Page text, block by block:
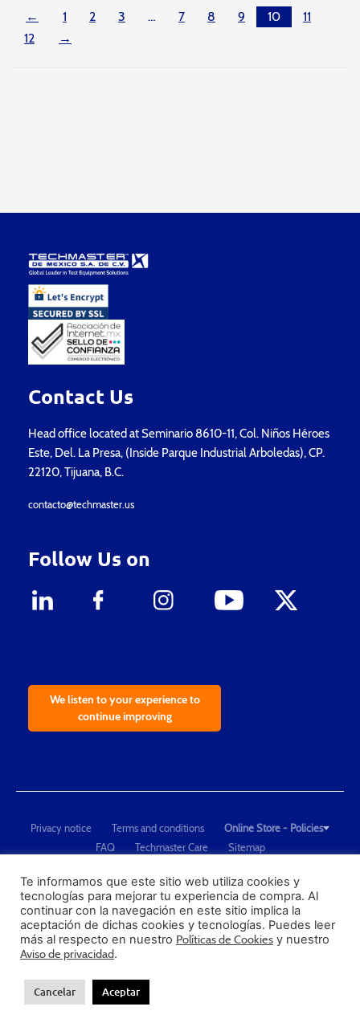
← 1 2 3 … 7 8 9 10
11
12
→
Contact Us
Head office located at Seminario 8610-11, Col. Niños Héroes
Este, Del. La Presa, (Inside Parque Industrial Arboledas), CP.
22120, Tijuana, B.C.
contacto@techmaster.us
Follow Us on
We listen to your experience to
continue improving
Privacy notice Terms and conditions
Online Store - Policies
FAQ
Techmaster Care
Sitemap
"Techmaster de México is The Global Leader in Test Equipment Solutions -
Calibration, Dimensional Measurement and Testing"
PROFECO
CONDUSEF
Te informamos que este sitio web utiliza cookies y
tecnologías para mejorar tu experiencia de compra. Al
continuar con la navegación en este sitio implica la
aceptación de dichas cookies y tecnologías. Puedes leer
más al respecto en nuestro Políticas de Cookies y nuestro
Aviso de privacidad.
Cancelar Aceptar